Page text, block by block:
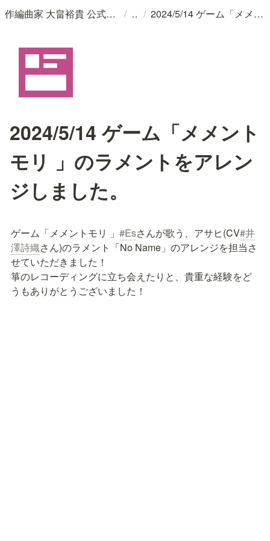
作編曲家 大畠裕貴 公式ウェブサイト / / 2024/5/14 ゲーム「メメントモリ 」のラメントをアレンジしました。
2024/5/14 ゲーム「メメント
モリ 」のラメントをアレン
ジしました。
ゲーム「メメントモリ 」 #Esさんが歌う、アサヒ(CV#井
澤詩織さん)のラメント「No Name」のアレンジを担当さ
せていただきました！
箏のレコーディングに立ち会えたりと、貴重な経験をど
うもありがとうございました！